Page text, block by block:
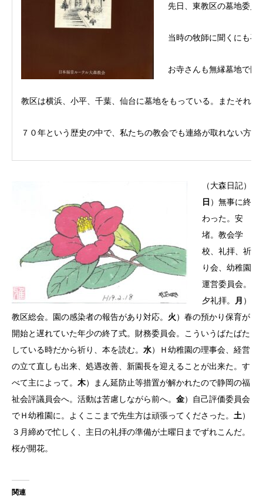
先日、東教区の墓地委員
当時の牧師に聞くにも召
お寺さんも無縁墓地で困
教区は横浜、小平、千葉、仙台に墓地をもっている。またそれ
７０年という歴史の中で、私たちの教会でも連絡が取れない方
（大森日記）
日 ）無事に終
わった。安
堵。教会学
校、礼拝、祈
り会、幼稚園
運営委員会。
夕礼拝。
月 ）
教区総会。園の感染者の報告があり対応。 火）春の預かり保育が
開始と遅れていた年少の終了式。財務委員会。こういうばたばた
している時だから祈り、本を読む。 水）Ｈ幼稚園の理事会、経営
の立て直しも出来、処遇改善、新園長を迎えることが出来た。す
べて主によって。 木）まん延防止等措置が解かれたので静岡の福
祉会評議員会へ。活動は苦慮しながら前へ。 金）自己評価委員会
でＨ幼稚園に。よくここまで先生方は頑張ってくださった。 土）
３月締めで忙しく、主日の礼拝の準備が土曜日までずれこんだ。
桜が開花。
関連